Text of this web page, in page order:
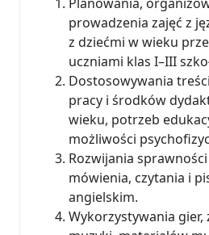
prowadzenia zajęć z
z dziećmi w wieku
uczniami klas I–III
Dostosowywania
pracy i środków
wieku, potrzeb
możliwości
Rozwijania sprawności
mówienia, czytania i
angielskim.
Wykorzystywania gier,